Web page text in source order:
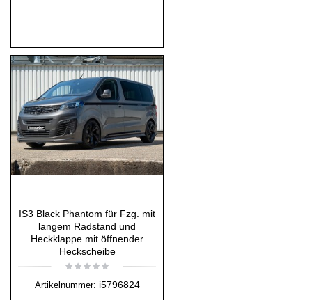
IS3 Black Phantom für Fzg. mit
langem Radstand und
Heckklappe mit öffnender
Heckscheibe
Artikelnummer: i5796824